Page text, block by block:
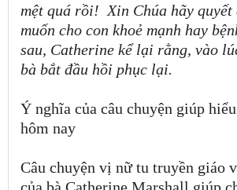
mệt quá rồi! Xin Chúa hãy
muốn cho con khoẻ mạnh hay
sau, Catherine kể lại rằng, vào
bà bắt đầu hồi phục lại.
Ý nghĩa của câu chuyện giúp
hôm nay
Câu chuyện vị nữ tu truyền giáo